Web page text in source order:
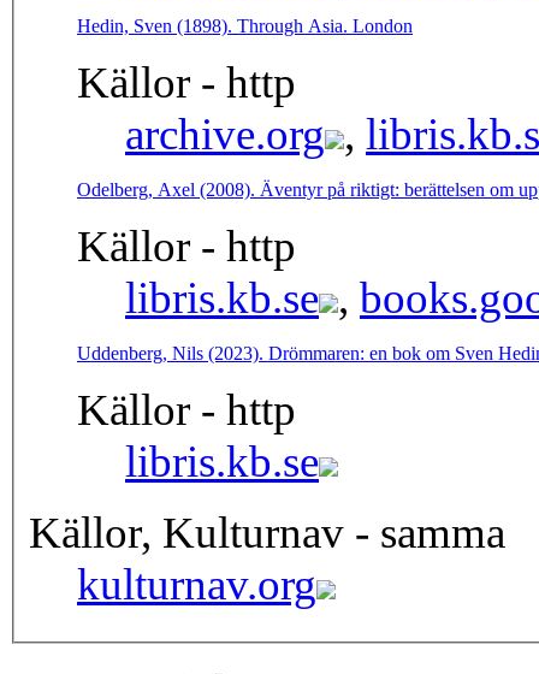
Hedin, Sven (1898). Through Asia. London
Källor - http
archive.org ,
Odelberg, Axel (2008). Äventyr på riktigt: berättelsen om
Källor - http
libris.kb.se ,
Uddenberg, Nils (2023). Drömmaren: en bok om Sven
Källor - http
libris.kb.se
Källor, Kulturnav - samma
kulturnav.org